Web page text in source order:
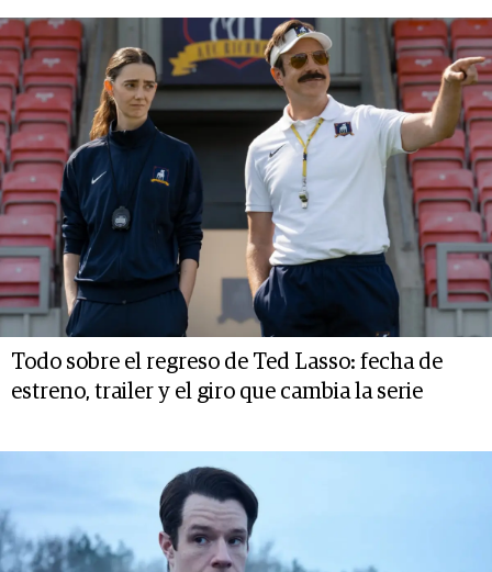
Todo sobre el regreso de Ted Lasso: fecha de
estreno, trailer y el giro que cambia la serie